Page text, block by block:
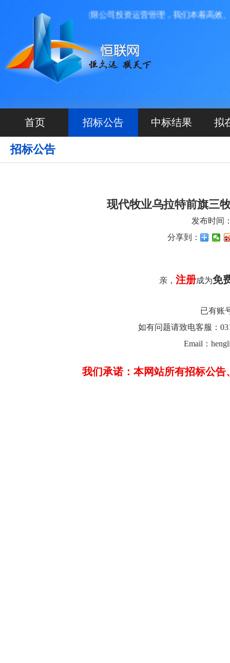
北源航网络科技有限公司投资运营管理，我们本着高效、透
首页 招标公告 中标结果 拟
招标公告
现代牧业乌拉特前旗三
发布时间
分享到：
亲， 注册成为免
已有账
如有问题请致电客服：
Email：
我们承诺：本网站所有招标公